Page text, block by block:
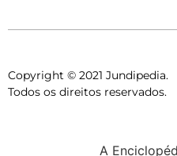
Copyright © 2021 Jundipedia.
Todos os direitos reservados.
A